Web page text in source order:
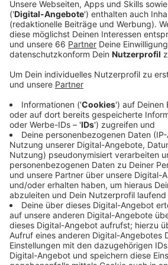
Anzeige
nach zuletzt zwei deutlichen
schlechten Ergebnisse rechnet
Friedhelm Funkel mit einem
Mannschaft.
Anzeige